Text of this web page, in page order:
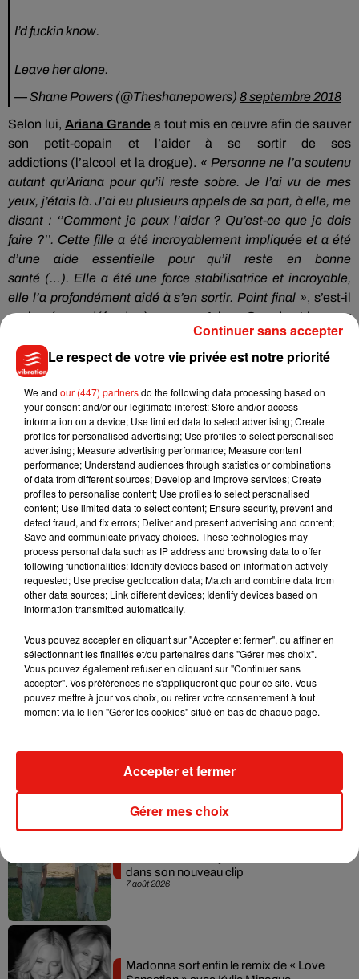
I’d fuckin know.
Leave her alone.
— Shane Powers (@Theshanepowers) 8 septembre 2018
Selon lui, Ariana Grandea tout mis en œuvre afin de sauver
son petit-copain et l’aider à se sortir de ses
addictions (l’alcool et la drogue). « Personne ne l’a soutenu
autant qu’Ariana pour qu’il reste sobre. Je l’ai vu de mes
yeux, j’étais là. J’ai eu plusieurs appels de sa part, à elle, me
disant : ‘’Comment jepeux l’aider ? Qu’est-ce que je dois
faire ?’’. Cette fille a été incroyablement impliquée et a été
d’une aide essentielle pour qu’il reste en bonne
santé (…). Elle a été une forcestabilisatrice et incroyable,
elle l’a profondément aidé à s’en sortir. Point final », s’est-il
exclamé pour défendre à nouveau Ariana Grande et honorer
la mémoire du rappeur décédé à l’âge de 26 ans.
Pour rappel, Mac Miller et Ariana Grande ont été de très bons
amis avant de finalement décider de se mettre en couple en
août 2016. Au fil des années, ils ont collaboré ensemble à de
nombreuses reprises comme en 2013 sur le tube planétaire
TheWay issu de l’albumYoursTrulyd’Ariana Grande.
7 août 2026
dans son nouveau clip
Madonna sort enfin le remix de « Love
Le respect de votre vie privée est notre priorité
We and our (447) partnersdo the following data processing based on
your consent and/or our legitimate interest: Store and/or access
information on a device; Use limited data to select advertising; Create
profiles for personalised advertising; Use profiles to select personalised
advertising; Measure advertising performance; Measure content
performance; Understand audiences through statistics or combinations
of data from different sources; Develop and improve services; Create
profiles to personalise content; Use profiles to select personalised
content; Use limited data to select content; Ensure security, prevent and
detect fraud, and fix errors; Deliver and present advertising and content;
Save and communicate privacy choices. These technologies may
process personal data such as IP address and browsing data to offer
following functionalities: Identify devices based on information actively
requested; Use precise geolocation data; Match and combine data from
other data sources; Link different devices; Identify devices based on
information transmitted automatically.
Vous pouvez accepter en cliquant sur "Accepter et fermer", ou affiner en
sélectionnant les finalités et/ou partenaires dans "Gérer mes choix".
Vous pouvez également refuser en cliquant sur "Continuer sans
accepter". Vos préférences ne s'appliqueront que pour ce site. Vous
pouvez mettre à jour vos choix, ou retirer votre consentement à tout
moment via le lien "Gérer les cookies" situé en bas de chaque page.
Gérer mes choix
Accepter et fermer
Continuer sans accepter